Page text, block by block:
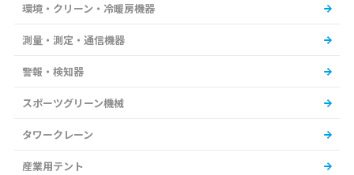
環境・クリーン・冷暖房機器
測量・測定・通信機器
警報・検知器
スポーツグリーン機械
タワークレーン
産業用テント